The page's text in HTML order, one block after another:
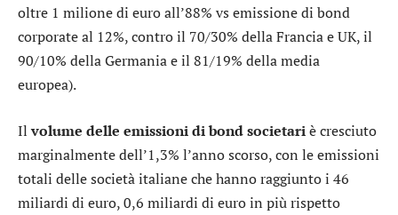
oltre 1 milione di euro all’88% vs emissione di bond
corporate al 12%, contro il 70/30% della Francia e UK, il
90/10% della Germania e il 81/19% della media
europea).
Ilvolume delle emissioni di bond societariè cresciuto
marginalmente dell’1,3% l’anno scorso, con le emissioni
totali delle società italiane che hanno raggiunto i 46
miliardi di euro, 0,6 miliardi di euro in più rispetto